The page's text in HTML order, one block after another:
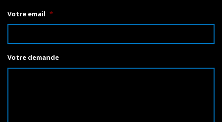
Votre email *
Votre demande